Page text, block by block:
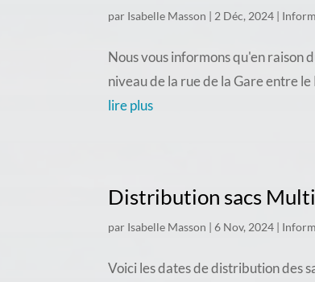
par Isabelle Masson | 2 Déc, 2024 |
Nous vous informons qu'en raison
niveau de la rue de la Gare entre
lire plus
Distribution sacs
par Isabelle Masson |6 Nov, 2024 |
Voici les dates de distribution des